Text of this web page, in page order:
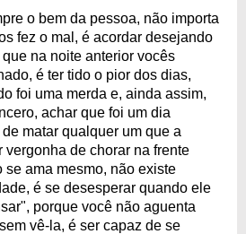
o bem da pessoa, não importa
fez o mal, é acordar desejando
na noite anterior vocês
é ter tido o pior dos dias,
foi uma merda e, ainda assim,
achar que foi um dia
matar qualquer um que a
vergonha de chorar na frente
se ama mesmo, não existe
é se desesperar quando ele
porque você não aguenta
vê-la, é ser capaz de se